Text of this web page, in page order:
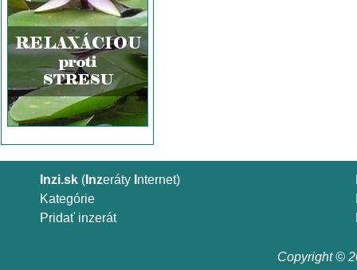
Inzi.sk ( Inzeráty nternet)
Kategórie
Pridať inzerát
Copyright ©